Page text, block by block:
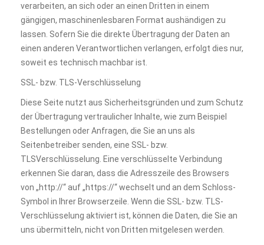
verarbeiten, an sich oder an einen Dritten in einem
gängigen, maschinenlesbaren Format aushändigen zu
lassen. Sofern Sie die direkte Übertragung der Daten an
einen anderen Verantwortlichen verlangen, erfolgt dies nur,
soweit es technisch machbar ist.
SSL- bzw. TLS-Verschlüsselung
Diese Seite nutzt aus Sicherheitsgründen und zum Schutz
der Übertragung vertraulicher Inhalte, wie zum Beispiel
Bestellungen oder Anfragen, die Sie an uns als
Seitenbetreiber senden, eine SSL- bzw.
TLSVerschlüsselung. Eine verschlüsselte Verbindung
erkennen Sie daran, dass die Adresszeile des Browsers
von „http://“ auf „https://“ wechselt und an dem Schloss-
Symbol in Ihrer Browserzeile. Wenn die SSL- bzw. TLS-
Verschlüsselung aktiviert ist, können die Daten, die Sie an
uns übermitteln, nicht von Dritten mitgelesen werden.